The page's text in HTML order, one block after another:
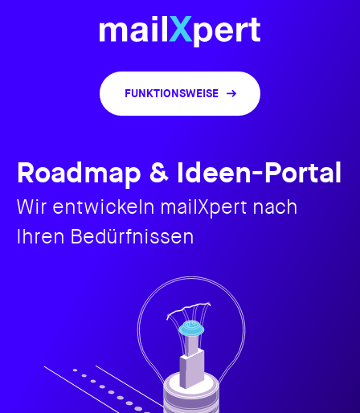
FUNKTIONSWEISE
Roadmap & Ideen-Portal
Wir entwickeln mailXpert nach
Ihren Bedürfnissen